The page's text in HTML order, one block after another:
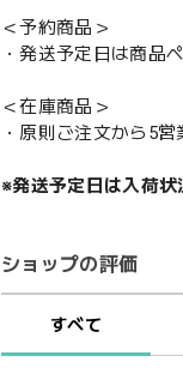
＜予約商品＞
・発送予定日は商品
＜在庫商品＞
・原則ご注文から5
※発送予定日は入荷状
ショップの評価
すべて